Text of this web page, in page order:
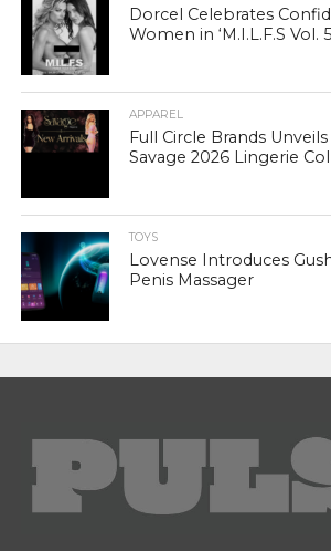
Dorcel Celebrates
Women in ‘M.I.L.F.S Vol.
APPAREL
Full Circle Brands
Savage 2026 Lingerie
TOYS
Lovense Introduces
Penis Massager